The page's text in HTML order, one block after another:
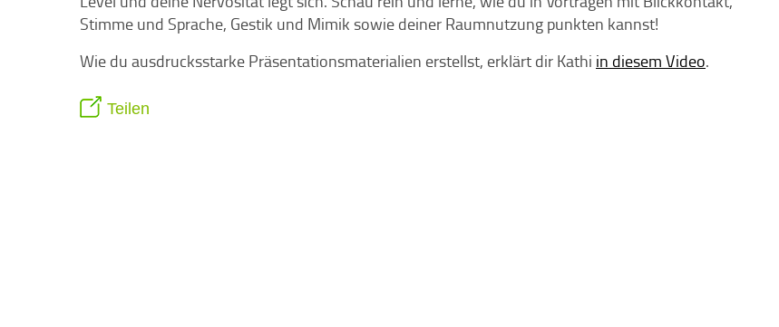
Stimme und Sprache, Gestik und Mimik sowie deiner Raumnutzung punkten kannst!
Wie du ausdrucksstarke Präsentationsmaterialien erstellst, erklärt dir Kathi in diesem Video.
Teilen